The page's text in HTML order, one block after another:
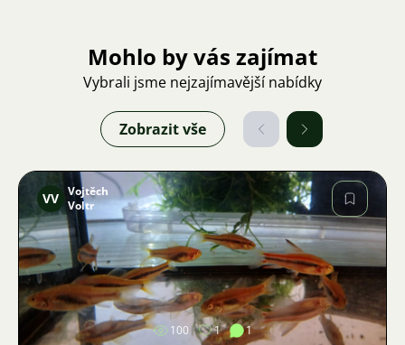
Mohlo by vás zajímat
Vybrali jsme nejzajímavější nabídky
Zobrazit vše
Obrázek
VV Vojtěch
Voltr
100 1 1